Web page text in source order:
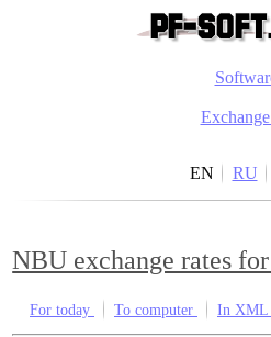
EN RU
NBU exchange rates
For today To computer In XML